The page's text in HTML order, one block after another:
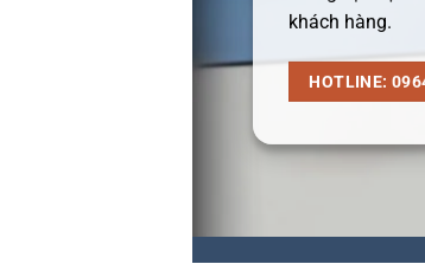
khách hàng.
HOTLINE: